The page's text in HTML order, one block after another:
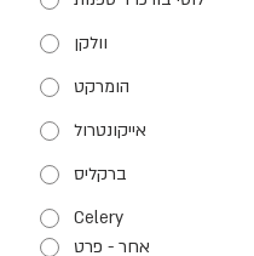
וולקן
הומרקט
אייקונטרול
ברקליס
Celery
אחר - פרט